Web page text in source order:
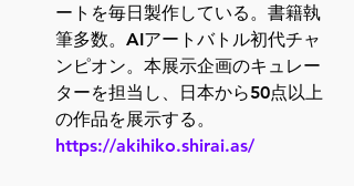
ートを毎日製作している。書籍執
筆多数。AIアートバトル初代チャ
ンピオン。本展示企画のキュレー
ターを担当し、日本から50点以上
の作品を展示する。
https://akihiko.shirai.as/